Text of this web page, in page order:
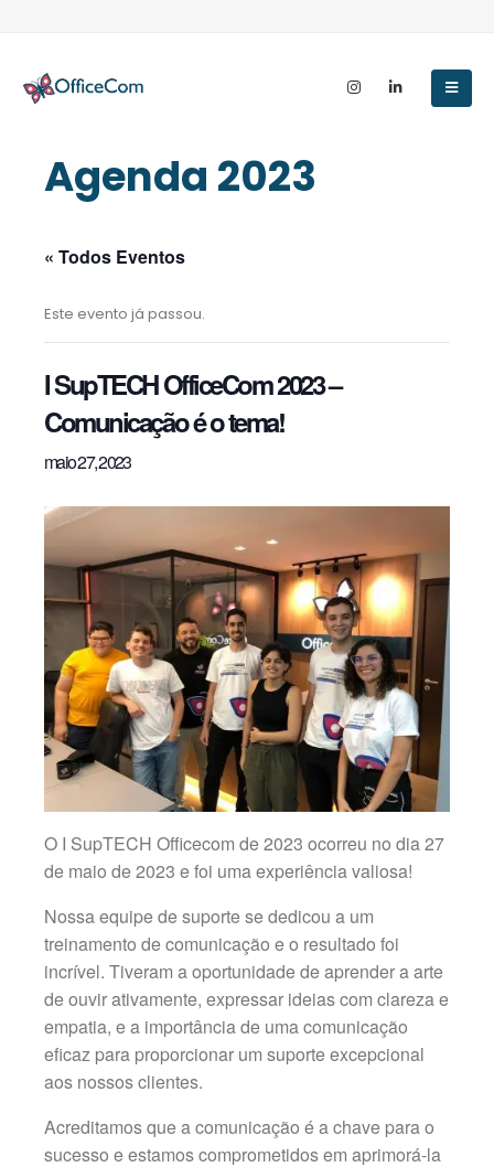
Agenda 2023
« Todos Eventos
Este evento já passou.
I SupTECH OfficeCom 2023 –
Comunicação é o tema!
maio 27, 2023
O I SupTECH Officecom de 2023 ocorreu no dia 27
de maio de 2023 e foi uma experiência valiosa!
Nossa equipe de suporte se dedicou a um
treinamento de comunicação e o resultado foi
incrível. Tiveram a oportunidade de aprender a arte
de ouvir ativamente, expressar ideias com clareza e
empatia, e a importância de uma comunicação
eficaz para proporcionar um suporte excepcional
aos nossos clientes.
Acreditamos que a comunicação é a chave para o
sucesso e estamos comprometidos em aprimorá-la